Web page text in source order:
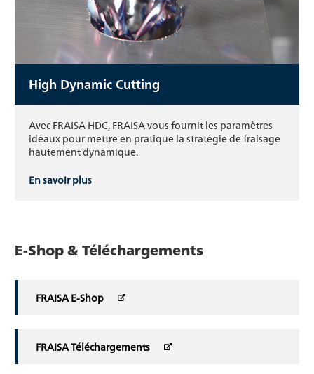
High Dynamic Cutting
Avec FRAISA HDC, FRAISA vous fournit les paramètres
idéaux pour mettre en pratique la stratégie de fraisage
hautement dynamique.
En savoir plus
E-Shop & Téléchargements
FRAISA E-Shop
FRAISA Téléchargements